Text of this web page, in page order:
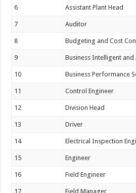
6 Assistant Plant Head
7 Auditor
8 Budgeting and Cost
9 Business Intelligent and
10 Business Performance
11 Control Engineer
12 Division Head
13 Driver
14 Electrical Inspection
15 Engineer
16 Field Engineer
17 Field Manager